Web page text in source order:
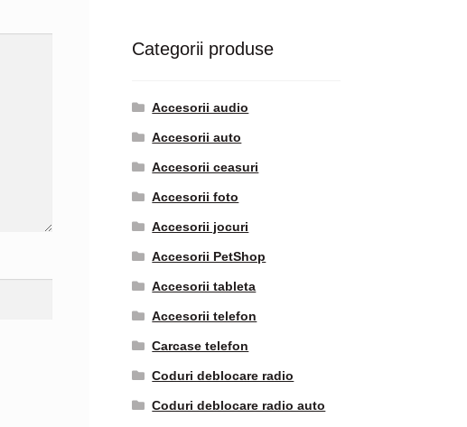
Categorii produse
Accesorii audio
Accesorii auto
Accesorii ceasuri
Accesorii foto
Accesorii jocuri
Accesorii PetShop
Accesorii tableta
Accesorii telefon
Carcase telefon
Coduri deblocare radio
Coduri deblocare radio auto